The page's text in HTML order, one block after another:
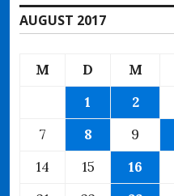
AUGUST 2017
M D M
1
2
7
8 9
14
15 16